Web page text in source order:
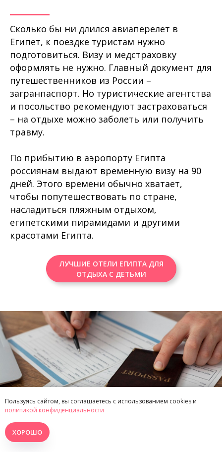
Сколько бы ни длился авиаперелет в
Египет, к поездке туристам нужно
подготовиться. Визу и медстраховку
оформлять не нужно. Главный документ для
путешественников из России –
загранпаспорт. Но туристические агентства
и посольство рекомендуют застраховаться
– на отдыхе можно заболеть или получить
травму.
По прибытию в аэропорту Египта
россиянам выдают временную визу на 90
дней. Этого времени обычно хватает,
чтобы попутешествовать по стране,
насладиться пляжным отдыхом,
египетскими пирамидами и другими
красотами Египта.
ЛУЧШИЕ ОТЕЛИ ЕГИПТА ДЛЯ
ОТДЫХА С ДЕТЬМИ
Пользуясь сайтом, вы соглашаетесь с использованием cookies и
политикой конфиденциальности
ХОРОШО